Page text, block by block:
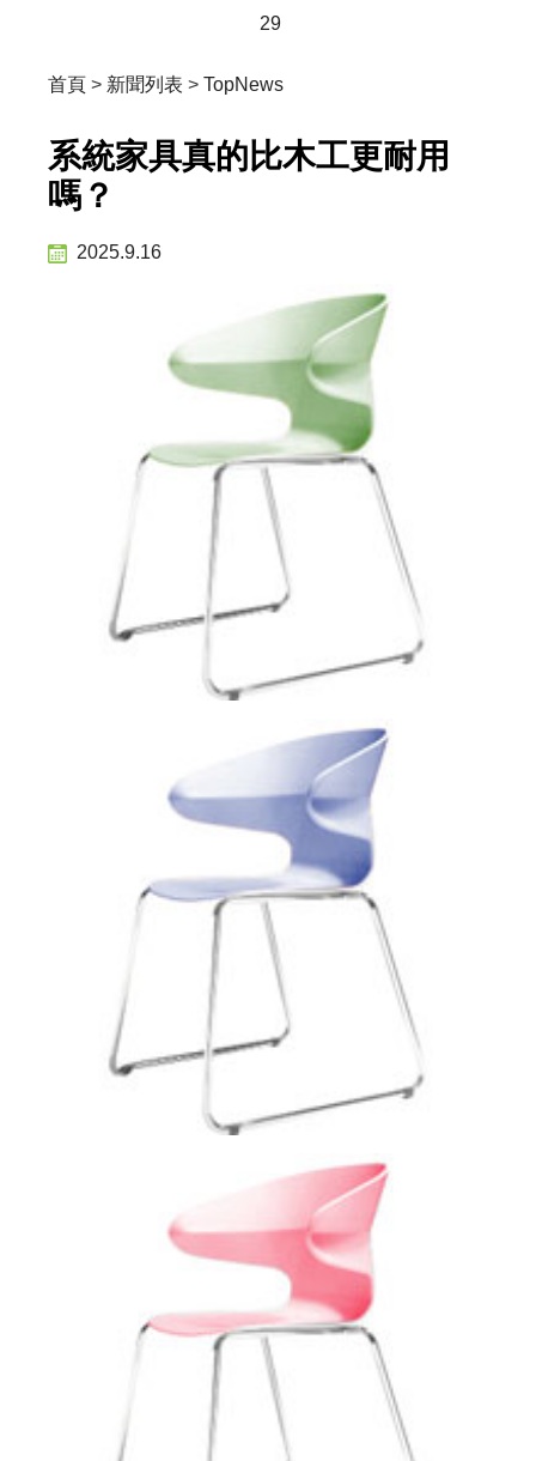
29
首頁 > 新聞列表 > TopNews
系統家具真的比木工更耐用
嗎？
2025.9.16